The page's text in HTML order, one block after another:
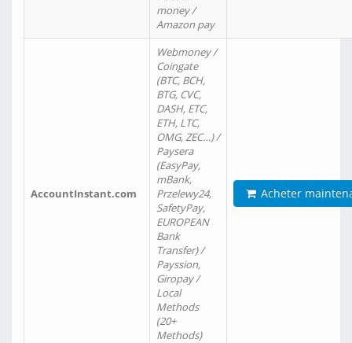
money /
Amazon pay
AccountInstant.com
Webmoney /
Coingate
(BTC, BCH,
BTG, CVC,
DASH, ETC,
ETH, LTC,
OMG, ZEC…) /
Paysera
(EasyPay,
mBank,
Przelewy24,
SafetyPay,
EUROPEAN
Bank
Transfer) /
Payssion,
Giropay /
Local
Methods
(20+
Methods)
Acheter